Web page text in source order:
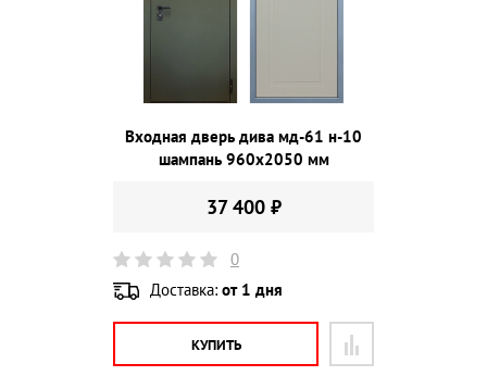
Входная дверь дива мд-61 н-10
шампань 960х2050 мм
37 400 ₽
0
Доставка: от 1 дня
КУПИТЬ